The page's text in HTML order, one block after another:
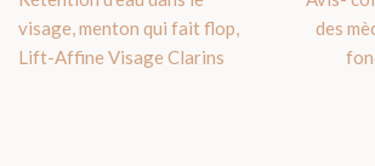
visage, menton qui fait flop,
Lift-Affine Visage Clarins
des